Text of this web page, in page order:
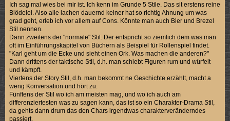
Ich sag mal wies bei mir ist. Ich kenn im Grunde 5 Stile. Das sit erstens reine
Blödelei. Also alle lachen dauernd keiner hat so richtig Ahnung um was
grad geht, erleb ich vor allem auf Cons. Könnte man auch Bier und Brezel
Stil nennen.
Dann zweitens der "normale" Stil. Der entspricht so ziemlich dem was man
oft im Einführungskapitel von Büchern als Beispiel für Rollenspiel findet.
"Karl geht um die Ecke und sieht einen Ork. Was machen die anderen?"
Dann drittens der taktische Stil, d.h. man schiebt Figuren rum und würfelt
und kämpft.
Viertens der Story Stil, d.h. man bekommt ne Geschichte erzählt, macht a
weng Konversation und hört zu.
Fünftens der Stil wo ich am meisten mag, und wo ich auch am
differenziertesten was zu sagen kann, das ist so ein Charakter-Drama Stil,
da gehts dann drum das den Chars irgendwas charakterveränderndes
passiert.